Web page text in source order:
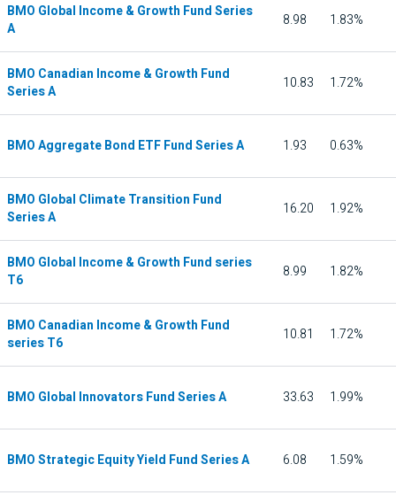
BMO Global Income & Growth Fund Series
A
8.98 1.83%
BMO Canadian Income & Growth Fund
Series A
10.83 1.72%
BMO Aggregate Bond ETF Fund Series A 1.93 0.63%
BMO Global Climate Transition Fund
Series A
16.20 1.92%
BMO Global Income & Growth Fund series
T6
8.99 1.82%
BMO Canadian Income & Growth Fund
series T6
10.81 1.72%
BMO Global Innovators Fund Series A 33.63 1.99%
BMO Strategic Equity Yield Fund Series A 6.08 1.59%